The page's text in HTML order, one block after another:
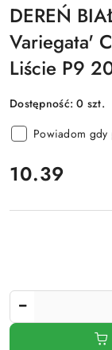
DEREŃ
Variegata'
Liście P9
Dostępność:0 szt.
Powiadom gdy
cena:
10.39